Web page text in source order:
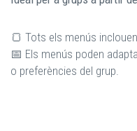
🍞 Tots els menús
📅 Els menús poden
o preferències del grup.